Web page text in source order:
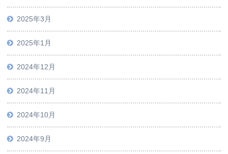
2025年3月
2025年1月
2024年12月
2024年11月
2024年10月
2024年9月